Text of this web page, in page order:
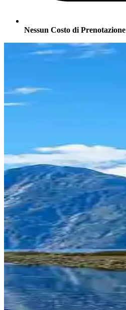
Nessun Costo di Prenotazione